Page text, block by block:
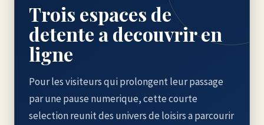
Trois espaces de
detente a decouvrir en
ligne
Pour les visiteurs qui prolongent leur passage
par une pause numerique, cette courte
selection reunit des univers de loisirs a parcourir